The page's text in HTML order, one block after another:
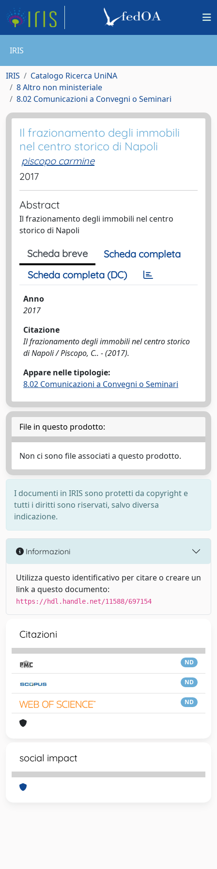
IRIS
IRIS
Catalogo Ricerca UniNA
8 Altro non ministeriale
8.02 Comunicazioni a Convegni o Seminari
Il frazionamento degli immobili
nel centro storico di Napoli
piscopo carmine
2017
Abstract
Il frazionamento degli immobili nel centro
storico di Napoli
Scheda breve
Scheda completa
Scheda completa (DC)
Anno
2017
Citazione
Il frazionamento degli immobili nel centro storico
di Napoli / Piscopo, C.. - (2017).
Appare nelle tipologie:
8.02 Comunicazioni a Convegni o Seminari
File in questo prodotto:
Non ci sono file associati a questo prodotto.
I documenti in IRIS sono protetti da copyright e
tutti i diritti sono riservati, salvo diversa
indicazione.
Informazioni
Utilizza questo identificativo per citare o creare un
link a questo documento:
https://hdl.handle.net/11588/697154
Citazioni
ND
ND
ND
social impact